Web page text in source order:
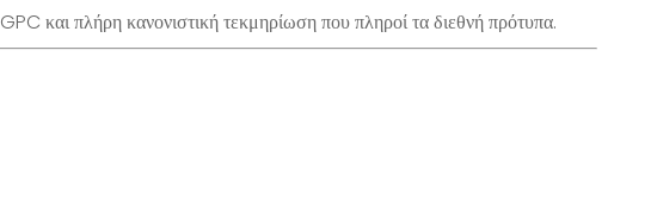
και πλήρη κανονιστική τεκμηρίωση που πληροί τα διεθνή πρότυπα.